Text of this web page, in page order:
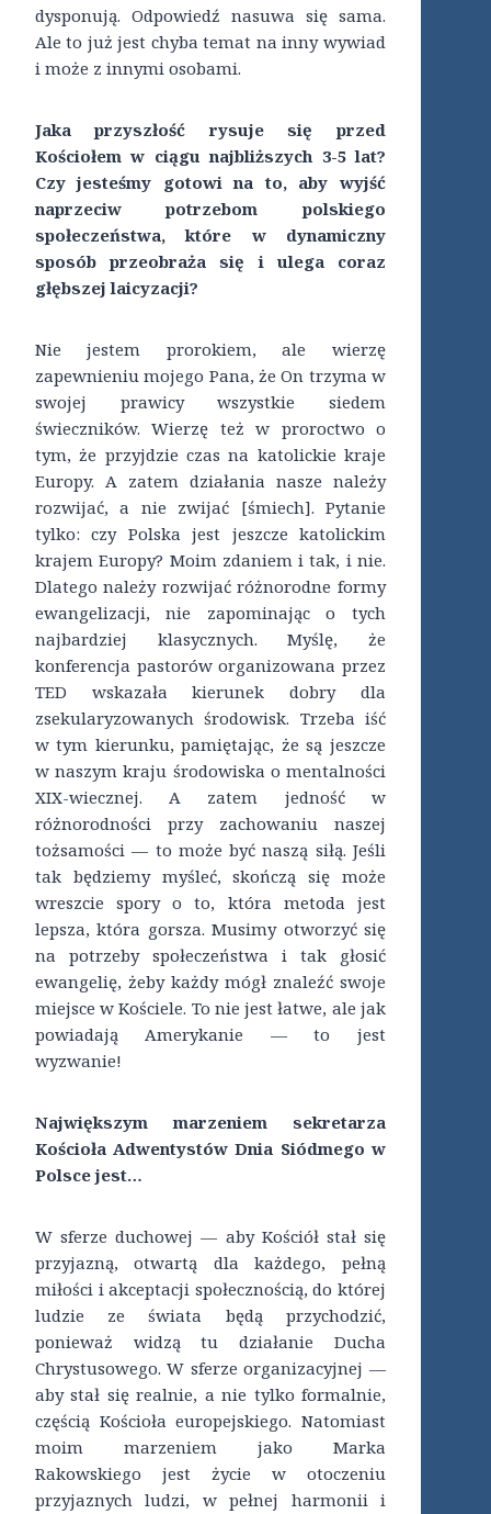
dysponują. Odpowiedź nasuwa się sama.
Ale to już jest chyba temat na inny wywiad
i może z innymi osobami.
Jaka przyszłość rysuje się przed
Kościołem w ciągu najbliższych 3-5 lat?
Czy jesteśmy gotowi na to, aby wyjść
naprzeciw potrzebom polskiego
społeczeństwa, które w dynamiczny
sposób przeobraża się i ulega coraz
głębszej laicyzacji?
Nie jestem prorokiem, ale wierzę
zapewnieniu mojego Pana, że On trzyma w
swojej prawicy wszystkie siedem
świeczników. Wierzę też w proroctwo o
tym, że przyjdzie czas na katolickie kraje
Europy. A zatem działania nasze należy
rozwijać, a nie zwijać [śmiech]. Pytanie
tylko: czy Polska jest jeszcze katolickim
krajem Europy? Moim zdaniem i tak, i nie.
Dlatego należy rozwijać różnorodne formy
ewangelizacji, nie zapominając o tych
najbardziej klasycznych. Myślę, że
konferencja pastorów organizowana przez
TED wskazała kierunek dobry dla
zsekularyzowanych środowisk. Trzeba iść
w tym kierunku, pamiętając, że są jeszcze
w naszym kraju środowiska o mentalności
XIX-wiecznej. A zatem jedność w
różnorodności przy zachowaniu naszej
tożsamości — to może być naszą siłą. Jeśli
tak będziemy myśleć, skończą się może
wreszcie spory o to, która metoda jest
lepsza, która gorsza. Musimy otworzyć się
na potrzeby społeczeństwa i tak głosić
ewangelię, żeby każdy mógł znaleźć swoje
miejsce w Kościele. To nie jest łatwe, ale jak
powiadają Amerykanie — to jest
wyzwanie!
Największym marzeniem sekretarza
Kościoła Adwentystów Dnia Siódmego w
Polsce jest…
W sferze duchowej — aby Kościół stał się
przyjazną, otwartą dla każdego, pełną
miłości i akceptacji społecznością, do której
ludzie ze świata będą przychodzić,
ponieważ widzą tu działanie Ducha
Chrystusowego. W sferze organizacyjnej —
aby stał się realnie, a nie tylko formalnie,
częścią Kościoła europejskiego. Natomiast
moim marzeniem jako Marka
Rakowskiego jest życie w otoczeniu
przyjaznych ludzi, w pełnej harmonii i